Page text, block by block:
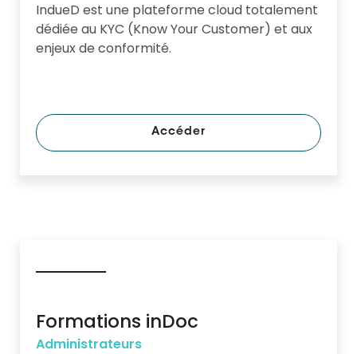
IndueD est une plateforme cloud totalement
dédiée au KYC (Know Your Customer) et aux
enjeux de conformité.
Accéder
Formations inDoc
Administrateurs